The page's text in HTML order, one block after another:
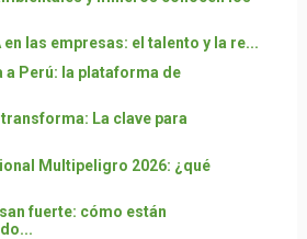
las empresas: el talento y la re...
a Perú: la plataforma de
La clave para
Multipeligro 2026: ¿qué
fuerte: cómo están